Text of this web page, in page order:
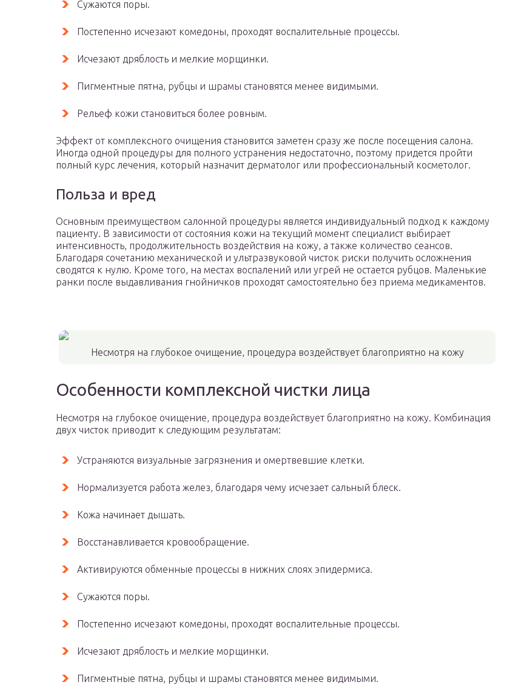
Сужаются поры.
Постепенно исчезают комедоны, проходят воспалительные процессы.
Исчезают дряблость и мелкие морщинки.
Пигментные пятна, рубцы и шрамы становятся менее видимыми.
Рельеф кожи становиться более ровным.
Эффект от комплексного очищения становится заметен сразу же после посещения салона.
Иногда одной процедуры для полного устранения недостаточно, поэтому придется пройти
полный курс лечения, который назначит дерматолог или профессиональный косметолог.
Польза и вред
Основным преимуществом салонной процедуры является индивидуальный подход к каждому
пациенту. В зависимости от состояния кожи на текущий момент специалист выбирает
интенсивность, продолжительность воздействия на кожу, а также количество сеансов.
Благодаря сочетанию механической и ультразвуковой чисток риски получить осложнения
сводятся к нулю. Кроме того, на местах воспалений или угрей не остается рубцов. Маленькие
ранки после выдавливания гнойничков проходят самостоятельно без приема медикаментов.
Несмотря на глубокое очищение, процедура воздействует благоприятно на кожу
Особенности комплексной чистки лица
Несмотря на глубокое очищение, процедура воздействует благоприятно на кожу. Комбинация
двух чисток приводит к следующим результатам:
Устраняются визуальные загрязнения и омертвевшие клетки.
Нормализуется работа желез, благодаря чему исчезает сальный блеск.
Кожа начинает дышать.
Восстанавливается кровообращение.
Активируются обменные процессы в нижних слоях эпидермиса.
Сужаются поры.
Постепенно исчезают комедоны, проходят воспалительные процессы.
Исчезают дряблость и мелкие морщинки.
Пигментные пятна, рубцы и шрамы становятся менее видимыми.